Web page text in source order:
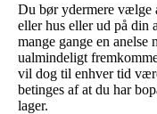
Du bør ydermere
eller hus eller ud på din
mange gange en
ualmindeligt
vil dog til enhver tid
betinges af at du har
lager.